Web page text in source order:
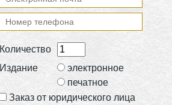
Количество
Издание
электронное
печатное
Заказ от юридического лица